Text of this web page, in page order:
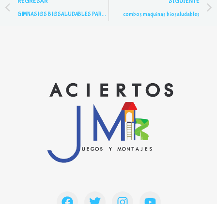
GIMNASIOS BIOSALUDABLES PARA TODO TIPO DE PERSONAS combos maquinas biosaludables